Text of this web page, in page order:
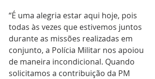
“É uma alegria estar aqui hoje, pois
todas às vezes que estivemos juntos
durante as missões realizadas em
conjunto, a Polícia Militar nos apoiou
de maneira incondicional. Quando
solicitamos a contribuição da PM